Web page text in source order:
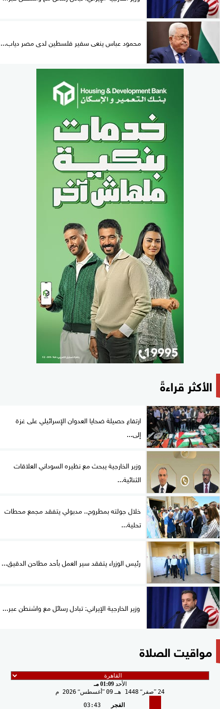
محمود عباس ينعى سفير فلسطين لدى مصر دياب...
الأكثر قراءةً
ارتفاع حصيلة ضحايا العدوان الإسرائيلي على غزة
إلى...
وزير الخارجية يبحث مع نظيره السوداني العلاقات
الثنائية...
خلال جولته بمطروح.. مدبولي يتفقد مجمع محطات
تحلية...
رئيس الوزراء يتفقد سير العمل بأحد مطاحن الدقيق...
وزير الخارجية الإيراني: تبادل رسائل مع واشنطن عبر...
مواقيت الصلاة
الأحد01:09 مـ
24 صفر 1448 هـ 09 أغسطس 2026 م
الفجر
03:43